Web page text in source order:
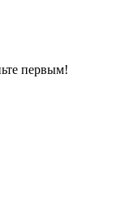
первым!